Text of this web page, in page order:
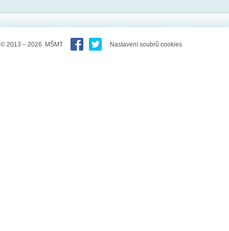
© 2013 – 2026 MŠMT Nastavení soubrů cookies